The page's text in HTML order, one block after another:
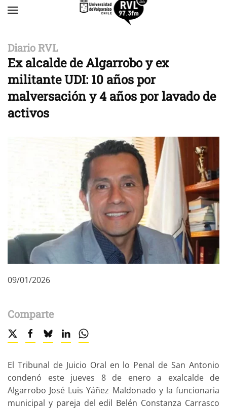
Diario RVL
Ex alcalde de Algarrobo y ex
militante UDI: 10 años por
malversación y 4 años por lavado de
activos
09/01/2026
Comparte
El Tribunal de Juicio Oral en lo Penal de San Antonio
condenó este jueves 8 de enero a exalcalde de
Algarrobo José Luis Yáñez Maldonado y la funcionaria
municipal y pareja del edil Belén Constanza Carrasco